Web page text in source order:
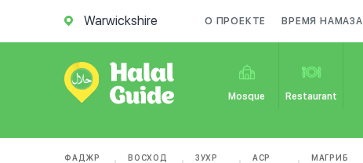
Warwickshire О ПРОЕКТЕ ВРЕМЯ НАМАЗА
Mosque Restaurant
ФАДЖР ВОСХОД ЗУХР АСР МАГРИБ